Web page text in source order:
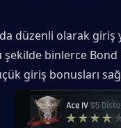
düzenli olarak
binlerce
giriş bonusları